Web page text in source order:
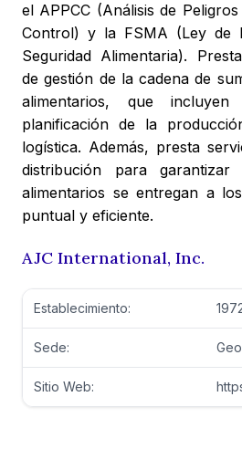
el APPCC (Análisis de
Control) y la FSMA (Ley de
Seguridad Alimentaria).
de gestión de la cadena de
alimentarios, que
planificación de la
logística. Además, presta
distribución para
alimentarios se entregan a
puntual y eficiente.
AJC International, Inc.
Establecimiento:
Sede:
Sitio Web: